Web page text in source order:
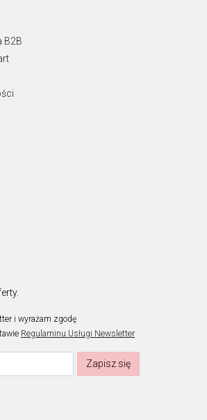
B2B
i wyrażam zgodę
Regulaminu Usługi Newsletter
Zapisz się